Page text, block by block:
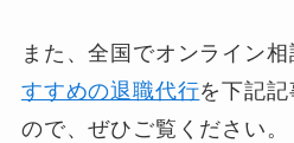
また、全国でオンライン
すすめの退職代行を下記
ので、ぜひご覧ください。